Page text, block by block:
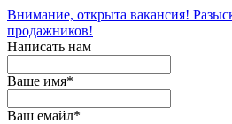
Внимание, открыта вакансия!
продажников!
Написать нам
Ваше имя*
Ваш емайл*